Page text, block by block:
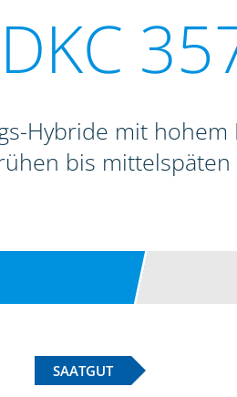
DKC
Hybride mit
bis mittelspäten
SAATGUT